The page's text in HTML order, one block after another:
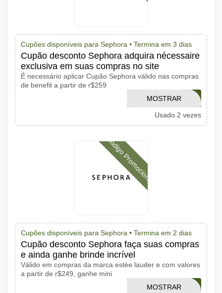
Cupões disponíveis para Sephora • Termina em 3 dias
Cupão desconto Sephora adquira nécessaire
exclusiva em suas compras no site
É necessário aplicar Cupão Sephora válido nas compras
de benefit a partir de r$259
VERAOBENEFIT
MOSTRAR
CÓDIGO
Usado 2 vezes
Código Promocional
Cupões disponíveis para Sephora • Termina em 2 dias
Cupão desconto Sephora faça suas compras
e ainda ganhe brinde incrível
Válido em compras da marca estée lauder e com valores
a partir de r$249, ganhe mini
VERAOESTEE
MOSTRAR